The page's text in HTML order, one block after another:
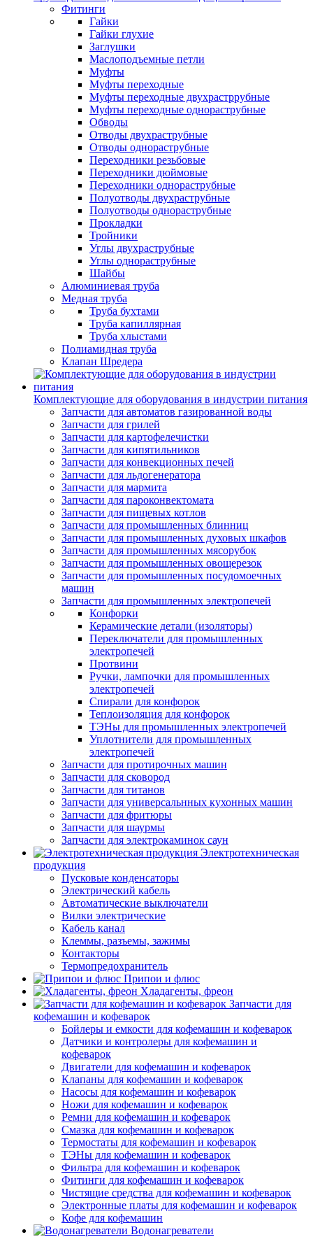
Фитинги
Гайки
Гайки глухие
Заглушки
Маслоподъемные петли
Муфты
Муфты переходные
Муфты переходные двухрастррубные
Муфты переходные однораструбные
Обводы
Отводы двухраструбные
Отводы однораструбные
Переходники резьбовые
Переходники дюймовые
Переходники однораструбные
Полуотводы двухраструбные
Полуотводы однораструбные
Прокладки
Тройники
Углы двухраструбные
Углы однораструбные
Шайбы
Алюминиевая труба
Медная труба
Труба бухтами
Труба капиллярная
Труба хлыстами
Полиамидная труба
Клапан Шредера
Комплектующие для оборудования в индустрии питания
Запчасти для автоматов газированной воды
Запчасти для грилей
Запчасти для картофелечистки
Запчасти для кипятильников
Запчасти для конвекционных печей
Запчасти для льдогенератора
Запчасти для мармита
Запчасти для пароконвектомата
Запчасти для пищевых котлов
Запчасти для промышленных блинниц
Запчасти для промышленных духовых шкафов
Запчасти для промышленных мясорубок
Запчасти для промышленных овощерезок
Запчасти для промышленных посудомоечных
машин
Запчасти для промышленных электропечей
Конфорки
Керамические детали (изоляторы)
Переключатели для промышленных
электропечей
Протвини
Ручки, лампочки для промышленных
электропечей
Спирали для конфорок
Теплоизоляция для конфорок
ТЭНы для промышленных электропечей
Уплотнители для промышленных
электропечей
Запчасти для протирочных машин
Запчасти для сковород
Запчасти для титанов
Запчасти для универсальнных кухонных машин
Запчасти для фритюры
Запчасти для шаурмы
Запчасти для электрокаминок саун
Электротехническая
продукция
Пусковые конденсаторы
Электрический кабель
Автоматические выключатели
Вилки электрические
Кабель канал
Клеммы, разъемы, зажимы
Контакторы
Термопредохранитель
Припои и флюс
Хладагенты, фреон
Запчасти для
кофемашин и кофеварок
Бойлеры и емкости для кофемашин и кофеварок
Датчики и контролеры для кофемашин и
кофеварок
Двигатели для кофемашин и кофеварок
Клапаны для кофемашин и кофеварок
Насосы для кофемашин и кофеварок
Ножи для кофемашин и кофеварок
Ремни для кофемашин и кофеварок
Смазка для кофемашин и кофеварок
Термостаты для кофемашин и кофеварок
ТЭНы для кофемашин и кофеварок
Фильтра для кофемашин и кофеварок
Фитинги для кофемашин и кофеварок
Чистящие средства для кофемашин и кофеварок
Электронные платы для кофемашин и кофеварок
Кофе для кофемашин
Водонагреватели